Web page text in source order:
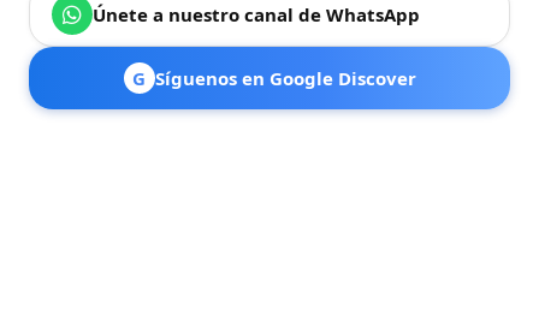
Únete a nuestro canal de WhatsApp
G Síguenos en Google Discover